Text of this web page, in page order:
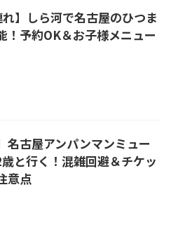
れ】しら河で名古屋のひつま
！予約OK＆お子様メニュー
名古屋アンパンマンミュー
と行く！混雑回避＆チケッ
意点